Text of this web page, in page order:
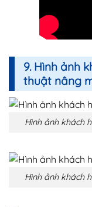
9. Hình ảnh
thuật nâng
Hình ảnh khách
Hình ảnh khách